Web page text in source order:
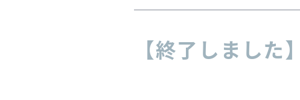
【終了しまし